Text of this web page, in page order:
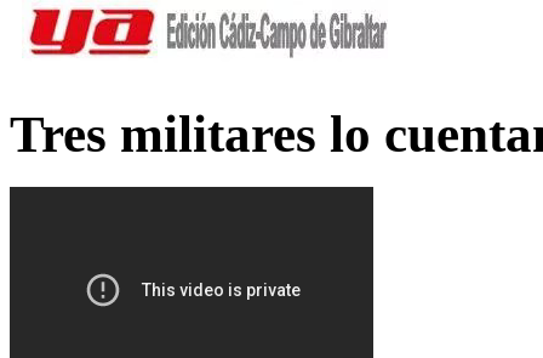
Tres militares lo